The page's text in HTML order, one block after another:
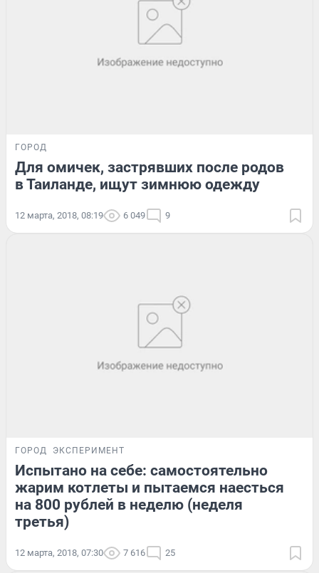
ГОРОД
Для омичек, застрявших после родов
в Таиланде, ищут зимнюю одежду
12 марта, 2018, 08:19 6 049 9
ГОРОД ЭКСПЕРИМЕНТ
Испытано на себе: самостоятельно
жарим котлеты и пытаемся наесться
на 800 рублей в неделю (неделя
третья)
12 марта, 2018, 07:30 7 616 25